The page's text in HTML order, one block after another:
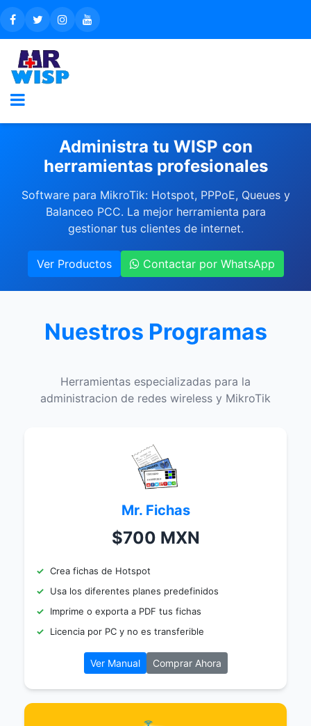
Administra tu WISP con
herramientas profesionales
Software para MikroTik: Hotspot, PPPoE, Queues y
Balanceo PCC. La mejor herramienta para
gestionar tus clientes de internet.
Ver Productos Contactar por WhatsApp
Nuestros Programas
Herramientas especializadas para la
administracion de redes wireless y MikroTik
Mr. Fichas
$700 MXN
Crea fichas de Hotspot
Usa los diferentes planes predefinidos
Imprime o exporta a PDF tus fichas
Licencia por PC y no es transferible
Ver Manual Comprar Ahora